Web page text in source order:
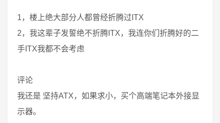
1，楼上绝大部分人都曾经折腾过ITX
2，我这辈子发誓绝不折腾ITX，我连你们折腾好的二
手ITX我都不会考虑
评论
我还是 坚持ATX，如果求小，买个高端笔记本外接显
示器。